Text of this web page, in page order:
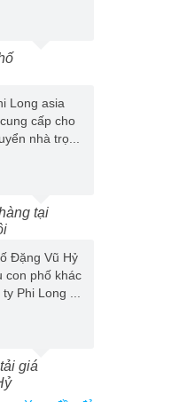
Long asia
cấp cho
nhà trọ...
tại
Đặng Vũ Hỷ
con phố khác
Phi Long ...
giá